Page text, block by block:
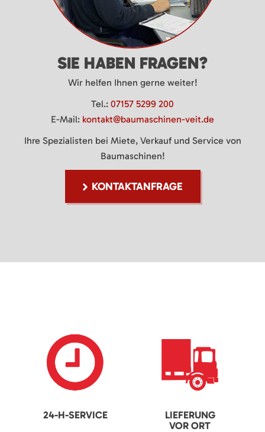
SIE HABEN FRAGEN?
Wir helfen Ihnen gerne weiter!
Tel.: 07157 5299 200
E-Mail: kontakt@baumaschinen-veit.de
Ihre Spezialisten bei Miete, Verkauf und Service von
Baumaschinen!
KONTAKTANFRAGE
24-H-SERVICE
LIEFERUNG
VOR ORT